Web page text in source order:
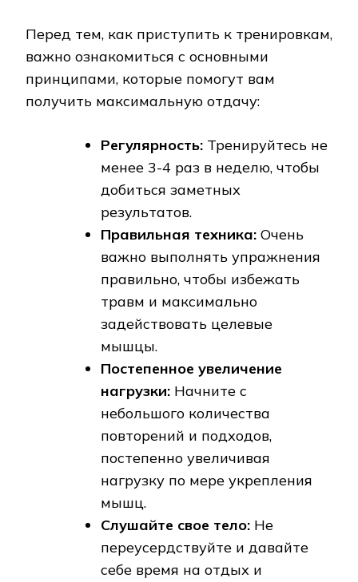
Перед тем, как приступить к тренировкам,
важно ознакомиться с основными
принципами, которые помогут вам
получить максимальную отдачу:
Регулярность: Тренируйтесь не
менее 3-4 раз в неделю, чтобы
добиться заметных
результатов.
Правильная техника: Очень
важно выполнять упражнения
правильно, чтобы избежать
травм и максимально
задействовать целевые
мышцы.
Постепенное увеличение
нагрузки: Начните с
небольшого количества
повторений и подходов,
постепенно увеличивая
нагрузку по мере укрепления
мышц.
Слушайте свое тело: Не
переусердствуйте и давайте
себе время на отдых и